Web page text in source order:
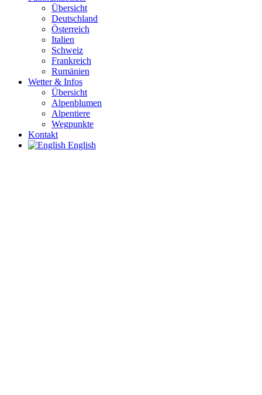
Übersicht
Deutschland
Österreich
Italien
Schweiz
Frankreich
Rumänien
Wetter & Infos
Übersicht
Alpenblumen
Alpentiere
Wegpunkte
Kontakt
English